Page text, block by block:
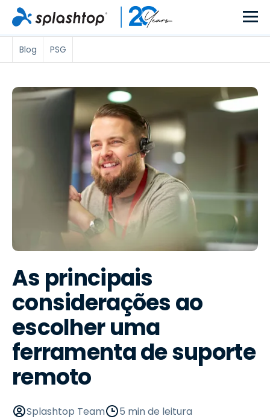
Blog PSG
As principais
considerações ao
escolher uma
ferramenta de suporte
remoto
Splashtop Team
5 min de leitura